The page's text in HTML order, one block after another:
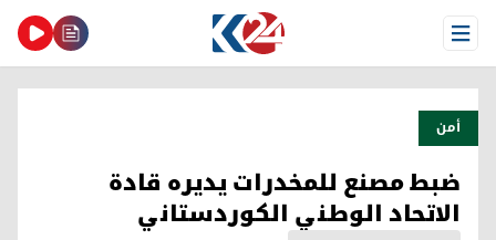
Open Menu
أمن
ضبط مصنع للمخدرات يديره قادة
الاتحاد الوطني الكوردستاني